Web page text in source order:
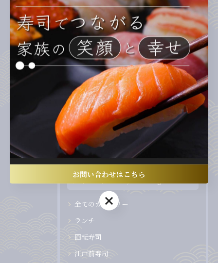
ならではの新鮮体験
2026/02/03
人気ランチを愛知県額田郡幸田町で楽し
むヘルシー和食とおしゃれカフェ体験
2026/02/02
... 13 15
カテゴリー Categories
全てのカテゴリー
ランチ
回転寿司
江戸前寿司
お問い合わせはこちら
お問い合わせはこちら